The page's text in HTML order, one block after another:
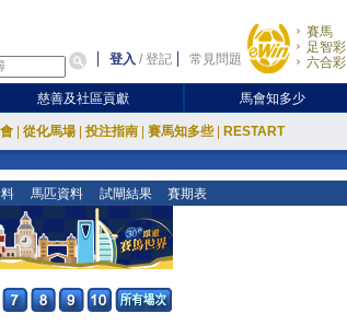
登入 /登記 常見問題
賽馬
足智彩
六合彩
慈善及社區貢獻 馬會知多少
從化馬場 投注指南 賽馬知多些 RESTART
馬匹資料 試閘結果 賽期表